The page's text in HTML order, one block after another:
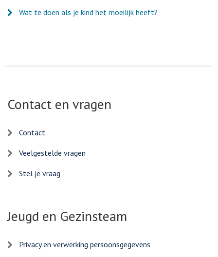
Wat te doen als je kind het moeilijk heeft?
Contact en vragen
Contact
Veelgestelde vragen
Stel je vraag
Jeugd en Gezinsteam
Privacy en verwerking persoonsgegevens